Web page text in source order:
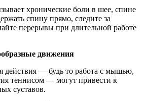
хронические боли в шее, спине
спину прямо, следите за
перерывы при длительной работе
движения
действия — будь то работа с мышью,
теннисом — могут привести к
суставов.